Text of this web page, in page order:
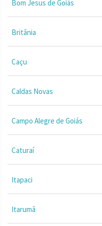
Bom Jesus de Goiás
Britânia
Caçu
Caldas Novas
Campo Alegre de Goiás
Caturaí
Itapaci
Itarumã